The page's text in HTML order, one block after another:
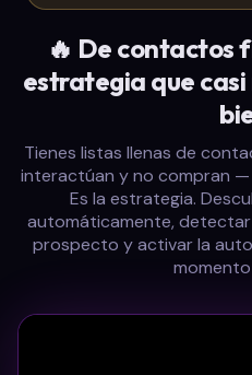
🔥 De contactos
estrategia que
Tienes listas llenas de
interactúan y no compran —
Es la estrategia.
automáticamente,
prospecto y activar la